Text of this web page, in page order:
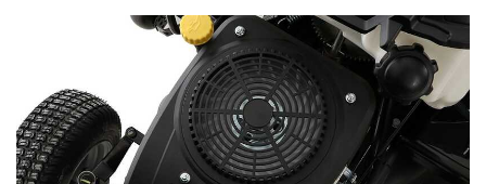
Rührtöpfe mit Elektrischem Rührwerk
Rupfmaschinen
S
Sämaschinen und Düngerstreuer
Scheibenpflüge
GreenBay
GRIFO
GVS
GYS